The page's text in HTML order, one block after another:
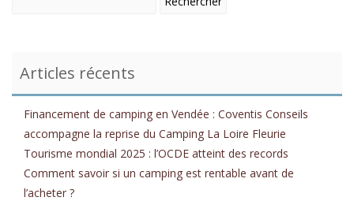
Articles récents
Financement de camping en Vendée : Coventis Conseils
accompagne la reprise du Camping La Loire Fleurie
Tourisme mondial 2025 : l’OCDE atteint des records
Comment savoir si un camping est rentable avant de
l’acheter ?